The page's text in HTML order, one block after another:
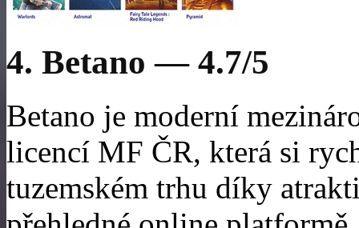
4. Betano — 4.7/5
Betano je moderní
licencí MF ČR, která si
tuzemském trhu díky